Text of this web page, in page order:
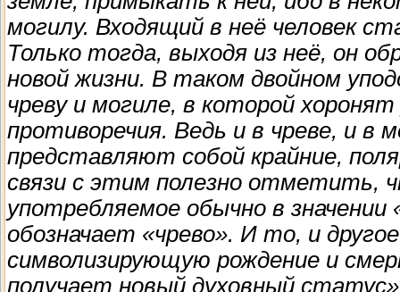
могилу. Входящий в неё человек
Только тогда, выходя из неё, он
новой жизни. В таком двойном
чреву и могиле, в которой
противоречия. Ведь и в чреве, и в
представляют собой крайние,
связи с этим полезно отметить,
употребляемое обычно в значении
обозначает «чрево». И то, и
символизирующую рождение и
получает новый духовный